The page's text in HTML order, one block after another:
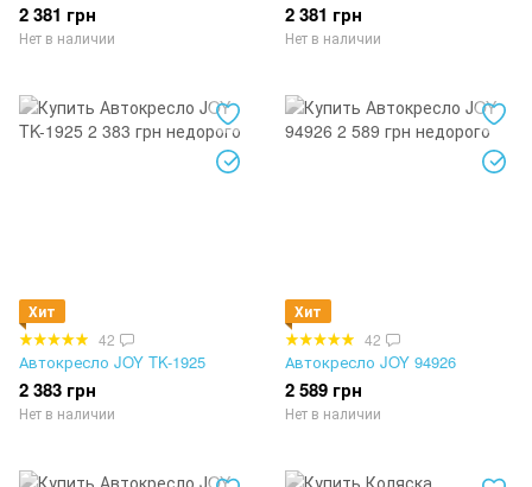
2 381 грн
Нет в наличии
2 381 грн
Нет в наличии
Хит
42
Автокресло JOY TK-1925
2 383 грн
Нет в наличии
Хит
42
Автокресло JOY 94926
2 589 грн
Нет в наличии